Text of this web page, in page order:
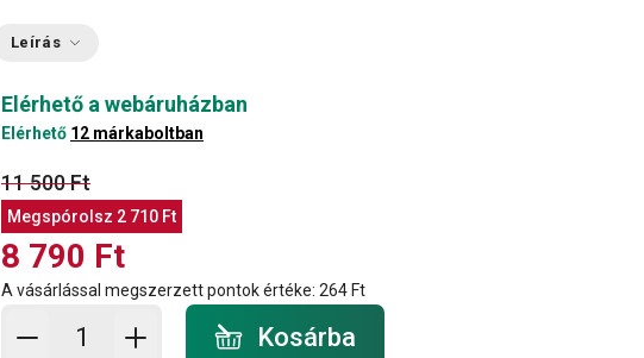
Leírás
Elérhető a webáruházban
Elérhető 12 márkaboltban
11 500 Ft
Megspórolsz 2 710 Ft
8 790 Ft
A vásárlással megszerzett pontok értéke: 264 Ft
Kosárba - mennyiség
Kosárba